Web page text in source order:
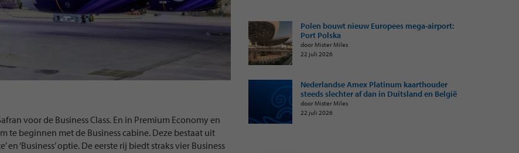
voor de Business Class. En in Premium Economy en
te beginnen met de Business cabine. Deze bestaat uit
‘Business’ optie. De eerste rij biedt straks vier Business
Polen bouwt nieuw Europees mega-airport:
Port Polska
door Mister Miles
22 juli 2026
Nederlandse Amex Platinum kaarthouder
steeds slechter af dan in Duitsland en België
door Mister Miles
22 juli 2026